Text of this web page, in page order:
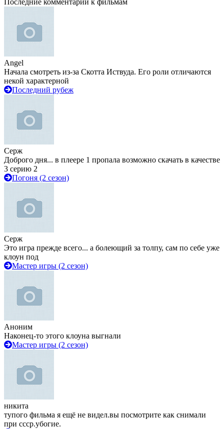
Последние комментарии к фильмам
Angel
Начала смотреть из-за Скотта Иствуда. Его роли отличаются
некой характерной
Последний рубеж
Серж
Доброго дня... в плеере 1 пропала возможно скачать в качестве
3 серию 2
Погоня (2 сезон)
Серж
Это игра прежде всего... а болеющий за толпу, сам по себе уже
клоун под
Мастер игры (2 сезон)
Аноним
Наконец-то этого клоуна выгнали
Мастер игры (2 сезон)
никита
тупого фильма я ещё не видел.вы посмотрите как снимали
при ссср.убогие.